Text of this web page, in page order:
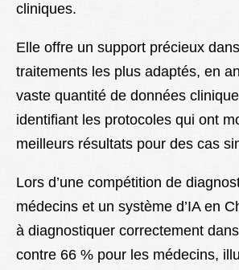
cliniques.
Elle offre un support précieux
traitements les plus adaptés, en
vaste quantité de données
identifiant les protocoles qui ont
meilleurs résultats pour des cas
Lors d’une compétition de
médecins et un système d’IA en
à diagnostiquer correctement
contre 66 % pour les médecins,